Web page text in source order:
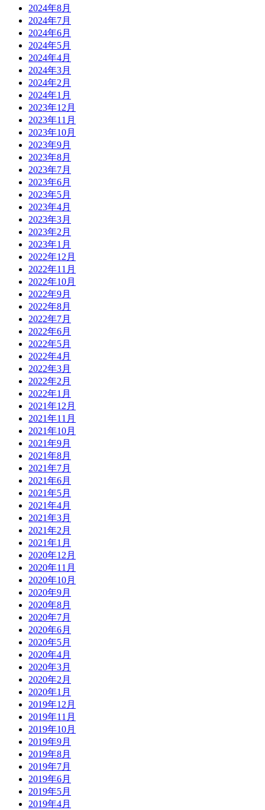
2024年8月
2024年7月
2024年6月
2024年5月
2024年4月
2024年3月
2024年2月
2024年1月
2023年12月
2023年11月
2023年10月
2023年9月
2023年8月
2023年7月
2023年6月
2023年5月
2023年4月
2023年3月
2023年2月
2023年1月
2022年12月
2022年11月
2022年10月
2022年9月
2022年8月
2022年7月
2022年6月
2022年5月
2022年4月
2022年3月
2022年2月
2022年1月
2021年12月
2021年11月
2021年10月
2021年9月
2021年8月
2021年7月
2021年6月
2021年5月
2021年4月
2021年3月
2021年2月
2021年1月
2020年12月
2020年11月
2020年10月
2020年9月
2020年8月
2020年7月
2020年6月
2020年5月
2020年4月
2020年3月
2020年2月
2020年1月
2019年12月
2019年11月
2019年10月
2019年9月
2019年8月
2019年7月
2019年6月
2019年5月
2019年4月